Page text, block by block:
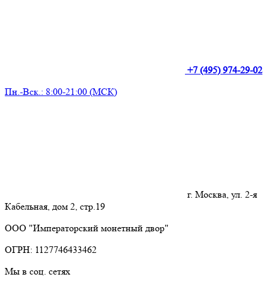
+7 (495) 974-29-02
Пн.-Вск.: 8:00-21:00 (МСК)
г. Москва, ул. 2-я
Кабельная, дом 2, стр.19
ООО "Императорский монетный двор"
ОГРН: 1127746433462
Мы в соц. сетях